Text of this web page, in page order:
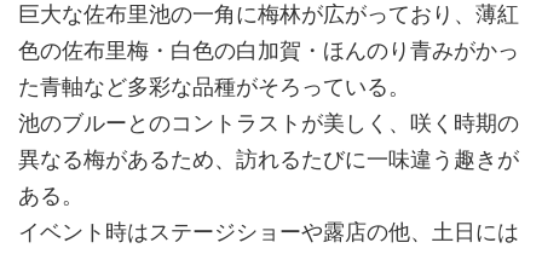
巨大な佐布里池の一角に梅林が広がっており、薄紅
色の佐布里梅・白色の白加賀・ほんのり青みがかっ
た青軸など多彩な品種がそろっている。
池のブルーとのコントラストが美しく、咲く時期の
異なる梅があるため、訪れるたびに一味違う趣きが
ある。
イベント時はステージショーや露店の他、土日には